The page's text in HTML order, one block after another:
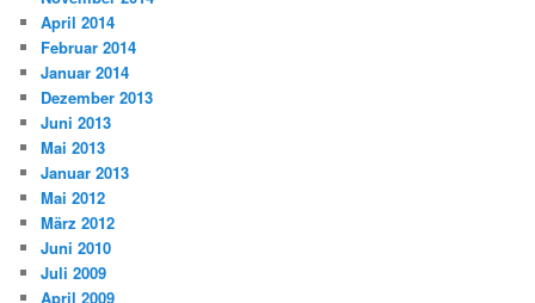
April 2014
Februar 2014
Januar 2014
Dezember 2013
Juni 2013
Mai 2013
Januar 2013
Mai 2012
März 2012
Juni 2010
Juli 2009
April 2009